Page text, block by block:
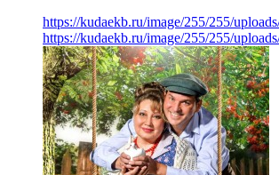
https://kudaekb.ru/image/255/255/
https://kudaekb.ru/image/255/255/